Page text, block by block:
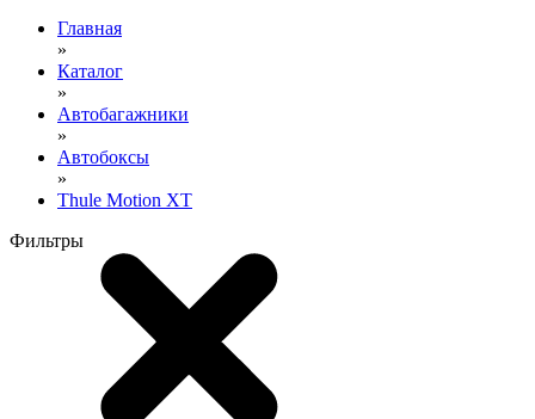
Главная
»
Каталог
»
Автобагажники
»
Автобоксы
»
Thule Motion XT
Фильтры